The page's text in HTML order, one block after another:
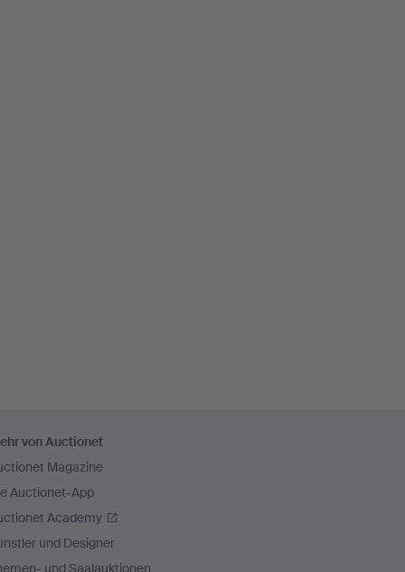
von Auctionet
Magazine
Auctionet-App
Academy
und Designer
und Saalauktionen